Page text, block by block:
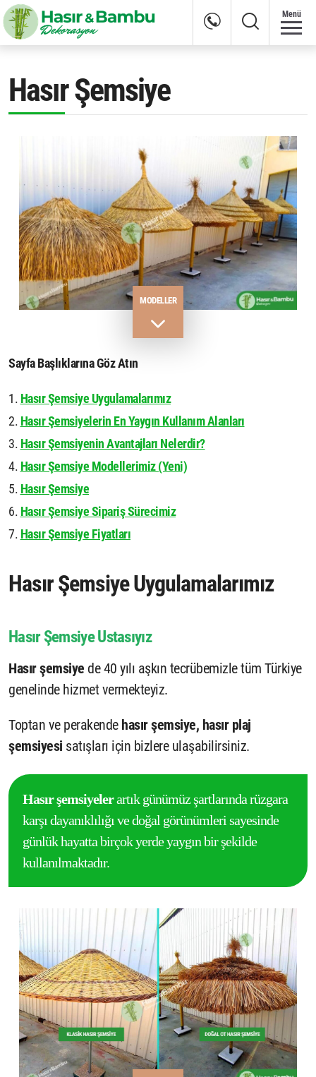
Menü
Hasır Şemsiye
MODELLER
Sayfa Başlıklarına Göz Atın
Hasır Şemsiye Uygulamalarımız
Hasır Şemsiyelerin En Yaygın Kullanım Alanları
Hasır Şemsiyenin Avantajları Nelerdir?
Hasır Şemsiye Modellerimiz (Yeni)
Hasır Şemsiye
Hasır Şemsiye Sipariş Sürecimiz
Hasır Şemsiye Fiyatları
Hasır Şemsiye Uygulamalarımız
Hasır Şemsiye Ustasıyız
Hasır şemsiye de 40 yılı aşkın tecrübemizle tüm Türkiye
genelinde hizmet vermekteyiz.
Toptan ve perakende hasır şemsiye, hasır plaj
şemsiyesi satışları için bizlere ulaşabilirsiniz.
Hasır şemsiyelerartık günümüz şartlarında rüzgara
karşı dayanıklılığı ve doğal görünümleri sayesinde
günlük hayatta birçok yerde yaygın bir şekilde
kullanılmaktadır.